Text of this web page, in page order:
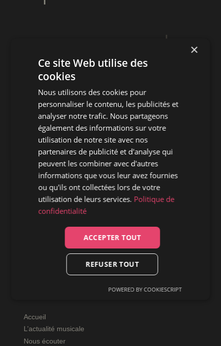
Accueil
L’actualité musicale
Nous écouter
×
Ce site Web utilise des
cookies
Nous utilisons des cookies pour
personnaliser le contenu, les publicités et
analyser notre trafic. Nous partageons
également des informations sur votre
utilisation de notre site avec nos
partenaires de publicité et d'analyse qui
peuvent les combiner avec d'autres
informations que vous leur avez fournies
ou qu'ils ont collectées lors de votre
utilisation de leurs services. Politique de
confidentialité
ACCEPTER TOUT
REFUSER TOUT
POWERED BY COOKIESCRIPT